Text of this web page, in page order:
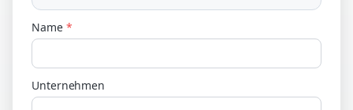
Name *
Unternehmen